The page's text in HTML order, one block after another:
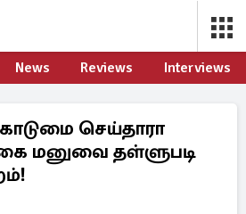
News Reviews Interviews
செய்தாரா
மனுவை தள்ளுபடி